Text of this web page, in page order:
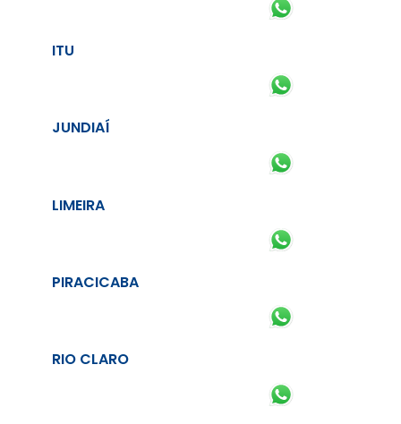
ITU
JUNDIAÍ
LIMEIRA
PIRACICABA
RIO CLARO